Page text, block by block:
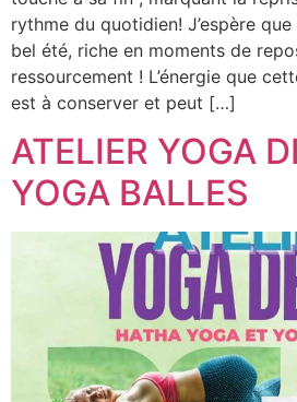
rythme du quotidien! J’espère
bel été, riche en moments de
ressourcement ! L’énergie que
est à conserver et peut […]
ATELIER YOGA
YOGA BALLES